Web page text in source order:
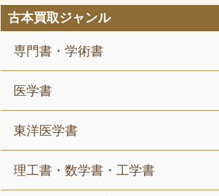
古本買取ジャンル
専門書・学術書
医学書
東洋医学書
理工書・数学書・工学書